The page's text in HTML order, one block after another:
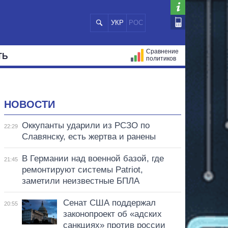
УКР РОС
Сравнение
политиков
НОВОСТИ
22:29
Оккупанты ударили из РСЗО по
Славянску, есть жертва и ранены
21:45
В Германии над военной базой, где
ремонтируют системы Patriot,
заметили неизвестные БПЛА
20:55
Сенат США поддержал
законопроект об «адских
санкциях» против россии